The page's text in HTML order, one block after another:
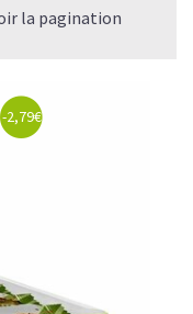
la pagination
-2,79€